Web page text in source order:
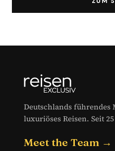
Deutschlands führendes
luxuriöses Reisen. Seit
Meet the Team →